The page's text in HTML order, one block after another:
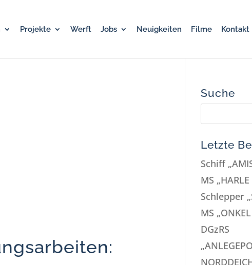
Projekte Werft Jobs Neuigkeiten Filme Kontakt
Suche
Letzte
Schiff
MS „HARLE
Schlepper
MS
DGzRS